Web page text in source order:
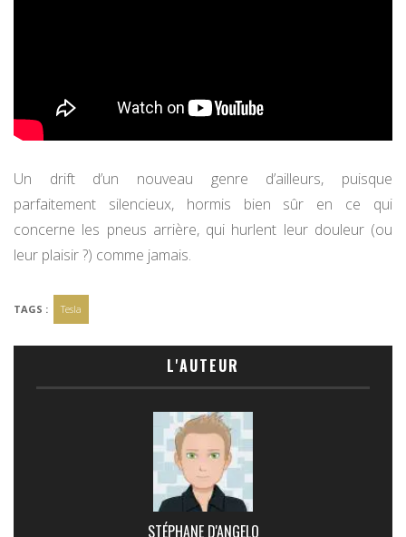
Un drift d’un nouveau genre d’ailleurs, puisque
parfaitement silencieux, hormis bien sûr en ce qui
concerne les pneus arrière, qui hurlent leur douleur (ou
leur plaisir ?) comme jamais.
TAGS : Tesla
L'AUTEUR
STÉPHANE D'ANGELO